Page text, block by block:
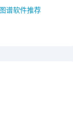
谱软件推荐